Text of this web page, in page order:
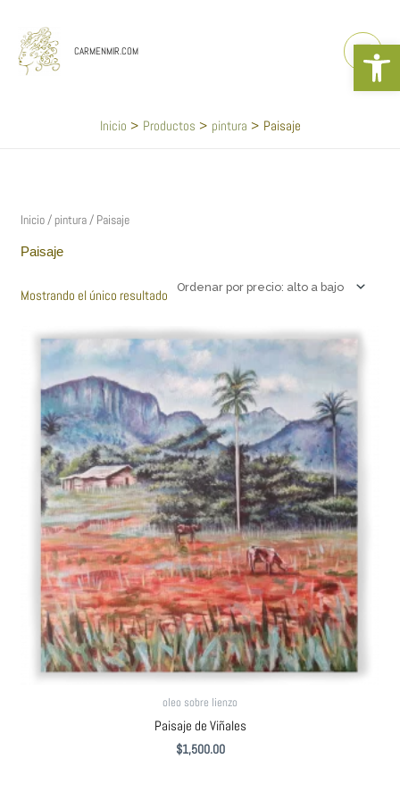
contenido
CARMENMIR.COM
Inicio Productos pintura Paisaje
Inicio/ pintura/ Paisaje
Paisaje
Mostrando el único resultado
oleo sobre lienzo
Paisaje de Viñales
$1,500.00
Abrir